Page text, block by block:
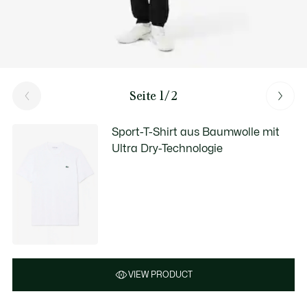
Seite 1/2
Sport-T-Shirt aus Baumwolle mit
Ultra Dry-Technologie
VIEW PRODUCT